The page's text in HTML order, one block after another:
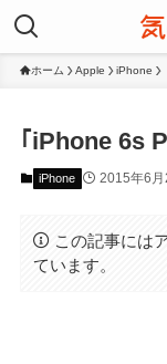
ホーム Apple iPhone
｢iPhone 6s
iPhone 2015年6月
この記事には
ています。